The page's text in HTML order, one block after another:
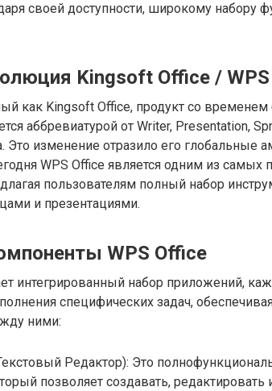
своей доступности, широкому набору
Kingsoft Office /
как Kingsoft Office, продукт со
аббревиатурой от Writer, Presentation,
Это изменение отразило его глобальные
WPS Office является одним из
пользователям полный набор
и презентациями.
WPS Office
интегрированный набор приложений,
специфических задач,
ними:
Редактор): Это
позволяет создавать,